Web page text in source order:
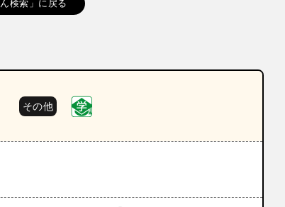
検索」に戻る
その他